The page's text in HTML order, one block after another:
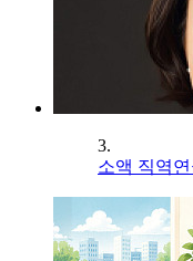
3.
소액 직역